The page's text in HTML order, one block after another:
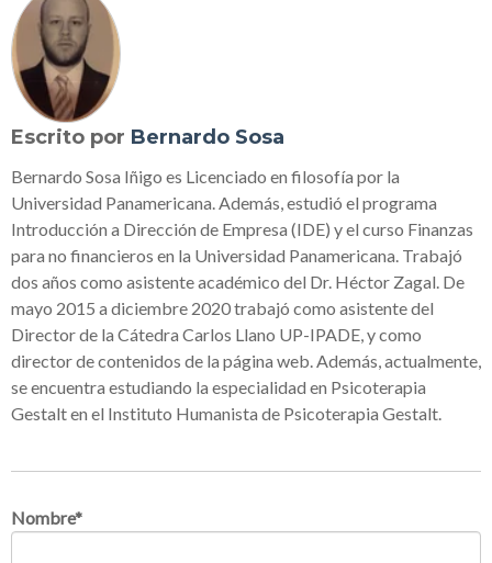
Escrito por Bernardo Sosa
Bernardo Sosa Iñigo es Licenciado en filosofía por la
Universidad Panamericana. Además, estudió el programa
Introducción a Dirección de Empresa (IDE) y el curso Finanzas
para no financieros en la Universidad Panamericana. Trabajó
dos años como asistente académico del Dr. Héctor Zagal. De
mayo 2015 a diciembre 2020 trabajó como asistente del
Director de la Cátedra Carlos Llano UP-IPADE, y como
director de contenidos de la página web. Además, actualmente,
se encuentra estudiando la especialidad en Psicoterapia
Gestalt en el Instituto Humanista de Psicoterapia Gestalt.
Nombre*